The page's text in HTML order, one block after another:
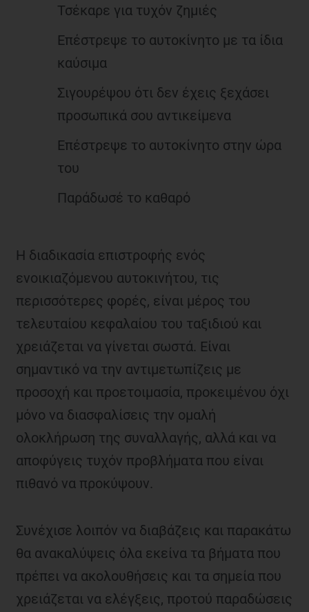
Τσέκαρε για τυχόν ζημιές
Επέστρεψε το αυτοκίνητο με τα ίδια
καύσιμα
Σιγουρέψου ότι δεν έχεις ξεχάσει
προσωπικά σου αντικείμενα
Επέστρεψε το αυτοκίνητο στην ώρα
του
Παράδωσέ το καθαρό
Η διαδικασία επιστροφής ενός
ενοικιαζόμενου αυτοκινήτου, τις
περισσότερες φορές, είναι μέρος του
τελευταίου κεφαλαίου του ταξιδιού και
χρειάζεται να γίνεται σωστά. Είναι
σημαντικό να την αντιμετωπίζεις με
προσοχή και προετοιμασία, προκειμένου όχι
μόνο να διασφαλίσεις την ομαλή
ολοκλήρωση της συναλλαγής, αλλά και να
αποφύγεις τυχόν προβλήματα που είναι
πιθανό να προκύψουν.
Συνέχισε λοιπόν να διαβάζεις και παρακάτω
θα ανακαλύψεις όλα εκείνα τα βήματα που
πρέπει να ακολουθήσεις και τα σημεία που
χρειάζεται να ελέγξεις, προτού παραδώσεις